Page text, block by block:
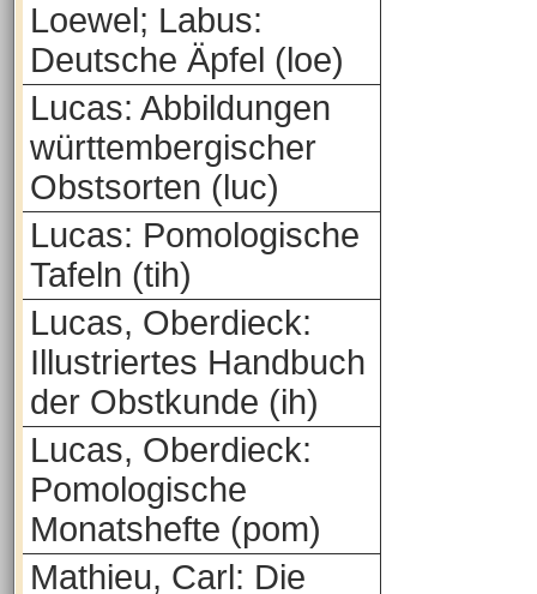
Loewel; Labus:
Deutsche Äpfel (loe)
Lucas: Abbildungen
württembergischer
Obstsorten (luc)
Lucas: Pomologische
Tafeln (tih)
Lucas, Oberdieck:
Illustriertes Handbuch
der Obstkunde (ih)
Lucas, Oberdieck:
Pomologische
Monatshefte (pom)
Mathieu, Carl: Die